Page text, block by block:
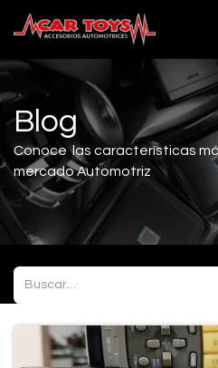
Blog
Conoce las características
mercado Automotriz